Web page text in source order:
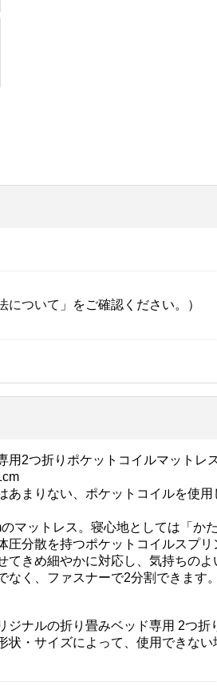
について 」をご確認ください。）
用2つ折りポケットコイルマット
あまりない、ポケットコイルを使
マットレス。寝心地としては「か
圧分散を持つポケットコイルスプ
てきめ細やかに対応し、気持ちのよ
なく、ファスナーで2分割できます
ジナルの折り畳みベッド専用 2つ
状・サイズによって、使用できな